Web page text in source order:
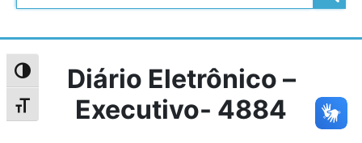
Alternar alto contraste
Alternar tamanho da fonte
Diário Eletrônico –
Executivo- 4884